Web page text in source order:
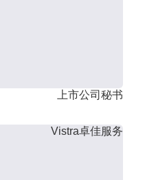
上市公司秘书
Vistra卓佳服务